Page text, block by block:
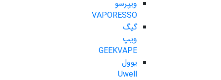
ویپرسو
VAPORESSO
گیگ
ویپ
GEEKVAPE
یوول
Uwell